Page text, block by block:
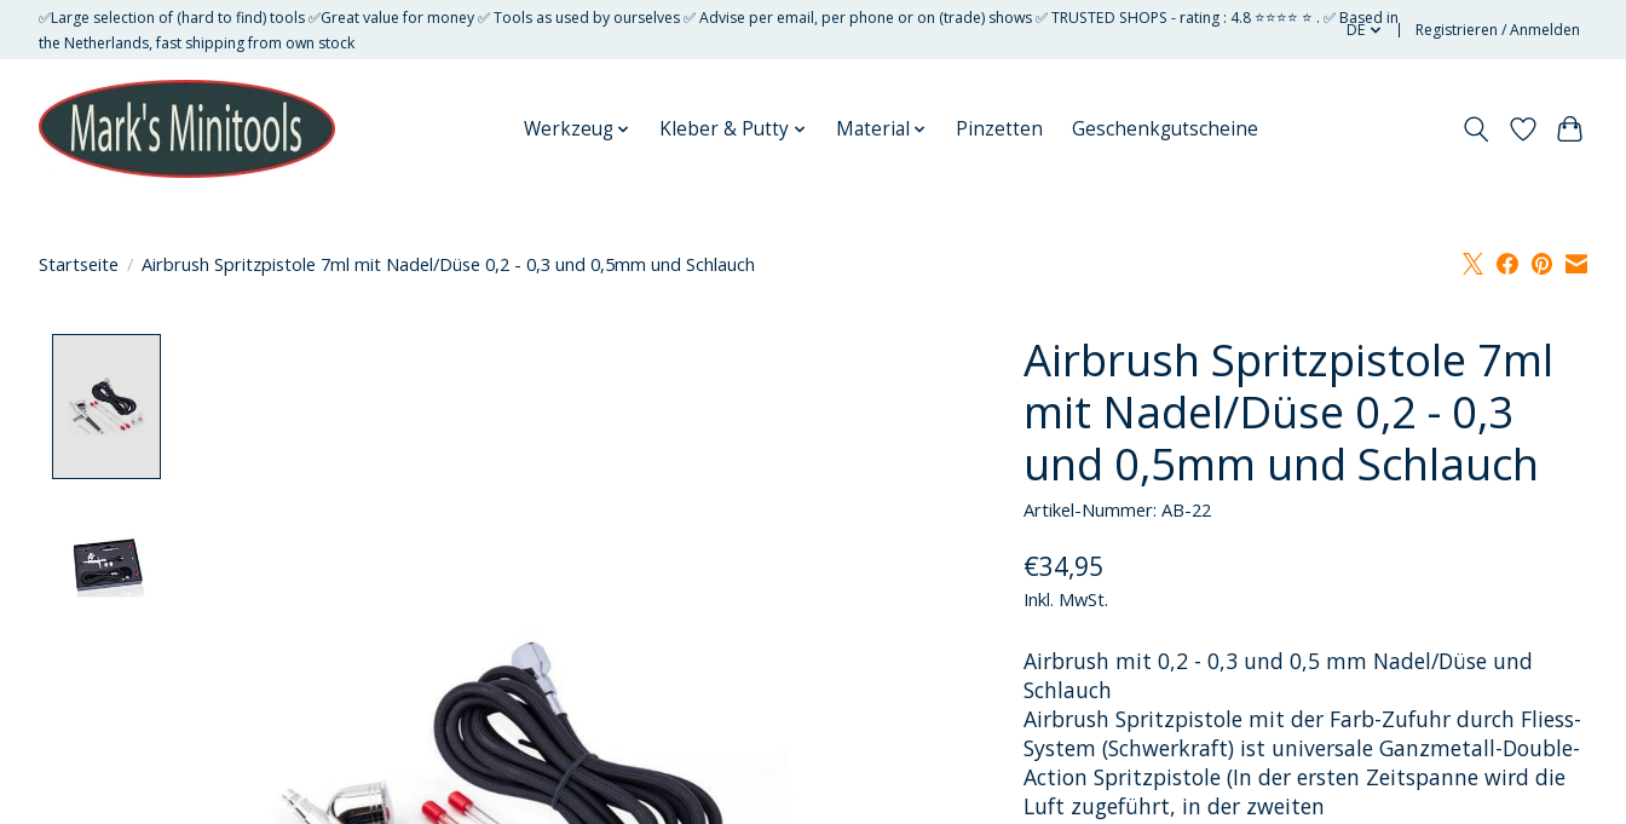
✅Large selection of (hard to find) tools ✅Great value for money ✅ Tools as used by ourselves ✅ Advise per email, per phone or on (trade) shows ✅ TRUSTED SHOPS - rating : 4.8 ⭐⭐⭐⭐ ⭐ . ✅ Based in
the Netherlands, fast shipping from own stock
DE Registrieren / Anmelden
Werkzeug Kleber & Putty Material Pinzetten Geschenkgutscheine
Startseite / Airbrush Spritzpistole 7ml mit Nadel/Düse 0,2 - 0,3 und 0,5mm und Schlauch
Airbrush Spritzpistole 7ml
mit Nadel/Düse 0,2 - 0,3
und 0,5mm und Schlauch
Artikel-Nummer: AB-22
€34,95
Inkl. MwSt.
Airbrush mit 0,2 - 0,3 und 0,5 mm Nadel/Düse und
Schlauch
Airbrush Spritzpistole mit der Farb-Zufuhr durch Fliess-
System (Schwerkraft) ist universale Ganzmetall-Double-
Action Spritzpistole (In der ersten Zeitspanne wird die
Luft zugeführt, in der zweiten